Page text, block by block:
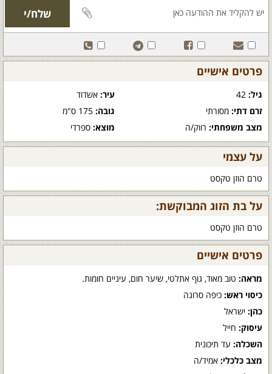
פרטים אישיים
גיל: עיר:אשדוד
זרם דתי: מסורתי גובה:175 ס"מ
מצב משפחתי: רווק/ה מוצא:ספרדי
על עצמי
טרם הוזן טקסט
על בת הזוג המבוקשת:
טרם הוזן טקסט
פרטים אישיים
מראה: טוב מאוד, גוף אתלטי, שיער חום, עיניים חומות.
כיסוי ראש: כיפה סרוגה
כהן: ישראל
עיסוק: חייל
השכלה: עד תיכונית
מצב כלכלי: אמיד/ה